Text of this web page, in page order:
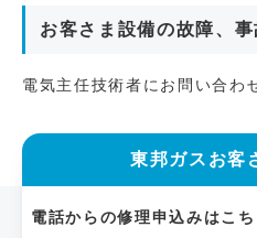
お客さま設備の故障、
電気主任技術者にお問い合わ
東邦ガスお客
電話からの修理申込みはこち